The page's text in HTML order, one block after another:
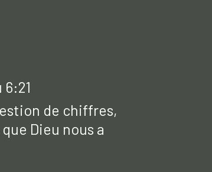
de chiffres,
Dieu nous a